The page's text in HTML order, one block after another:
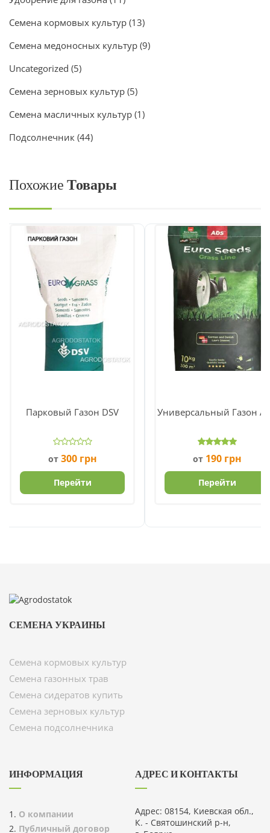
Семена кормовых культур (13)
Семена медоносных культур (9)
Uncategorized (5)
Семена зерновых культур (5)
Семена масличных культур (1)
Подсолнечник (44)
Похожие Товары
Парковый Газон DSV
от 300 грн
Перейти
Универсальный Газон
от 190 грн
Перейти
СЕМЕНА УКРАИНЫ
Семена кормовых культур
Семена газонных трав
Семена сидератов купить
Семена зерновых культур
Семена подсолнечника
ИНФОРМАЦИЯ
О компании
Публичный договор
АДРЕС И КОНТАКТЫ
Адрес: 08154, Киевская обл.,
К. - Святошинский р-н,